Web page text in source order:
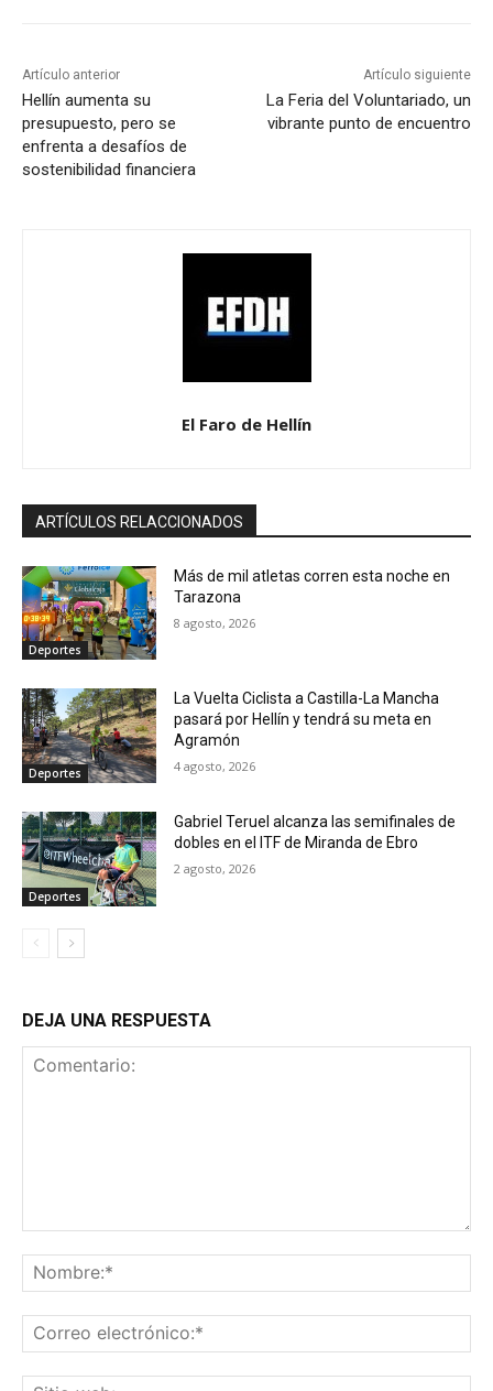
Artículo anterior
Hellín aumenta su
presupuesto, pero se
enfrenta a desafíos de
sostenibilidad financiera
Artículo siguiente
La Feria del Voluntariado, un
vibrante punto de encuentro
El Faro de Hellín
ARTÍCULOS RELACCIONADOS
Deportes
Más de mil atletas corren esta noche en
Tarazona
8 agosto, 2026
Deportes
La Vuelta Ciclista a Castilla-La Mancha
pasará por Hellín y tendrá su meta en
Agramón
4 agosto, 2026
Deportes
Gabriel Teruel alcanza las semifinales de
dobles en el ITF de Miranda de Ebro
2 agosto, 2026
DEJA UNA RESPUESTA